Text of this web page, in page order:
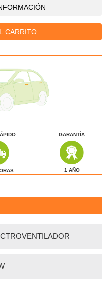
CARRITO
GARANTÍA
1 AÑO